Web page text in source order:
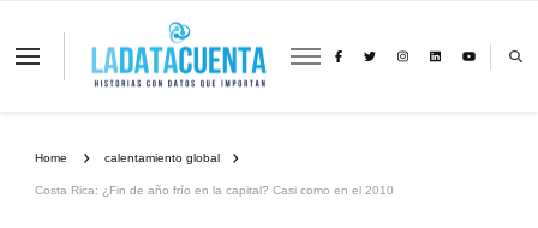
La Data Cuenta es una plataforma
Home calentamiento global
Costa Rica: ¿Fin de año frío en la capital? Casi como en el 2010